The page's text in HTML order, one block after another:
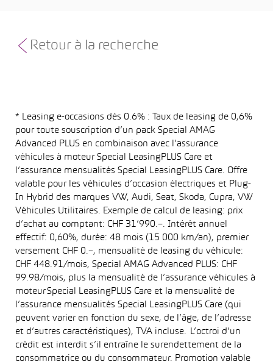
Retour à la recherche
* Leasing e-occasions dès 0.6% : Taux de leasing de 0,6%
pour toute souscription d’un pack Special AMAG
Advanced PLUS en combinaison avec l’assurance
véhicules à moteur Special LeasingPLUS Care et
l’assurance mensualités Special LeasingPLUS Care. Offre
valable pour les véhicules d’occasion électriques et Plug-
In Hybrid des marques VW, Audi, Seat, Skoda, Cupra, VW
Véhicules Utilitaires. Exemple de calcul de leasing: prix
d’achat au comptant: CHF 31’990.–. Intérêt annuel
effectif: 0,60%, durée: 48 mois (15 000 km/an), premier
versement CHF 0.–, mensualité de leasing du véhicule:
CHF 448.91/mois, Special AMAG Advanced PLUS: CHF
99.98/mois, plus la mensualité de l’assurance véhicules à
moteur Special LeasingPLUS Care et la mensualité de
l’assurance mensualités Special LeasingPLUS Care (qui
peuvent varier en fonction du sexe, de l’âge, de l’adresse
et d’autres caractéristiques), TVA incluse. L’octroi d’un
crédit est interdit s’il entraîne le surendettement de la
consommatrice ou du consommateur. Promotion valable